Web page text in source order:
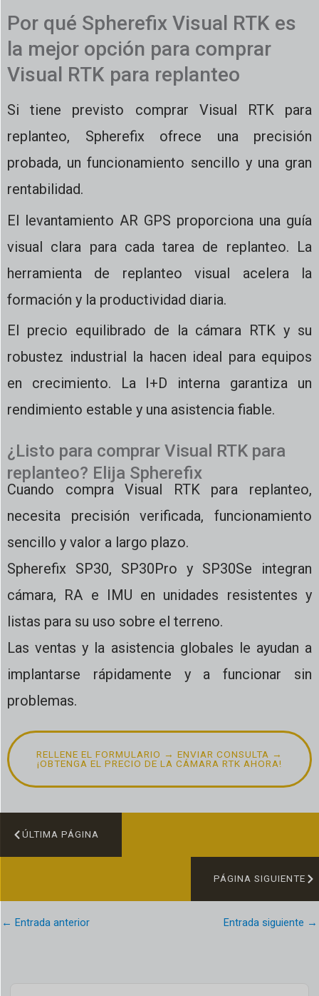
Por qué Spherefix Visual RTK es
la mejor opción para comprar
Visual RTK para replanteo
Si tiene previsto comprar Visual RTK para
replanteo, Spherefix ofrece una precisión
probada, un funcionamiento sencillo y una gran
rentabilidad.
El levantamiento AR GPS proporciona una guía
visual clara para cada tarea de replanteo. La
herramienta de replanteo visual acelera la
formación y la productividad diaria.
El precio equilibrado de la cámara RTK y su
robustez industrial la hacen ideal para equipos
en crecimiento. La I+D interna garantiza un
rendimiento estable y una asistencia fiable.
¿Listo para comprar Visual RTK para
replanteo? Elija Spherefix
Cuando compra Visual RTK para replanteo,
necesita precisión verificada, funcionamiento
sencillo y valor a largo plazo.
Spherefix SP30, SP30Pro y SP30Se integran
cámara, RA e IMU en unidades resistentes y
listas para su uso sobre el terreno.
Las ventas y la asistencia globales le ayudan a
implantarse rápidamente y a funcionar sin
problemas.
RELLENE EL FORMULARIO → ENVIAR CONSULTA →
¡OBTENGA EL PRECIO DE LA CÁMARA RTK AHORA!
ÚLTIMA PÁGINA
PÁGINA SIGUIENTE
← Entrada anterior Entrada siguiente →